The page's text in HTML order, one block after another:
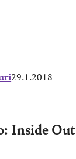
29.1.2018
Inside Out